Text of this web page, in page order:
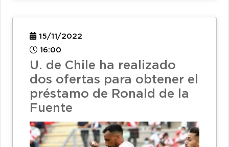
15/11/2022
16:00
U. de Chile ha realizado
dos ofertas para obtener el
préstamo de Ronald de la
Fuente